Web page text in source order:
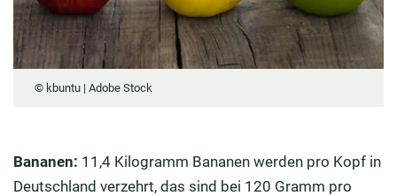
© kbuntu | Adobe Stock
Bananen: 11,4 Kilogramm Bananen werden pro Kopf in
Deutschland verzehrt, das sind bei 120 Gramm pro